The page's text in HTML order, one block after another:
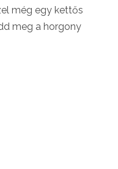
még egy kettős
meg a horgony